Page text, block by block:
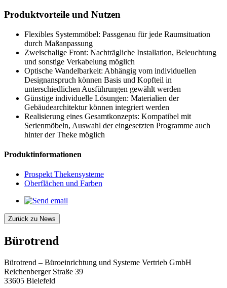
Produktvorteile und Nutzen
Flexibles Systemmöbel: Passgenau für jede Raumsituation
durch Maßanpassung
Zweischalige Front: Nachträgliche Installation, Beleuchtung
und sonstige Verkabelung möglich
Optische Wandelbarkeit: Abhängig vom individuellen
Designanspruch können Basis und Kopfteil in
unterschiedlichen Ausführungen gewählt werden
Günstige individuelle Lösungen: Materialien der
Gebäudearchitektur können integriert werden
Realisierung eines Gesamtkonzepts: Kompatibel mit
Serienmöbeln, Auswahl der eingesetzten Programme auch
hinter der Theke möglich
Produktinformationen
Prospekt Thekensysteme
Oberflächen und Farben
Zurück zu News
Bürotrend
Bürotrend – Büroeinrichtung und Systeme Vertrieb GmbH
Reichenberger Straße 39
33605 Bielefeld